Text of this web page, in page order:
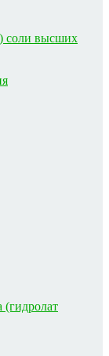
соли высших
(гидролат